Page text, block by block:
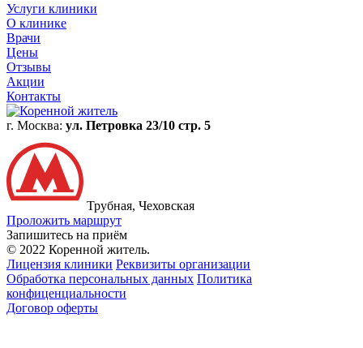
Услуги клиники
О клинике
Врачи
Цены
Отзывы
Акции
Контакты
г. Москва: ул. Петровка 23/10 стр. 5
Трубная, Чеховская
Проложить маршрут
Запишитесь на приём
© 2022 Коренной житель.
Лицензия клиники Реквизиты организации
Обработка персональных данных Политика
конфиценциальности
Договор оферты